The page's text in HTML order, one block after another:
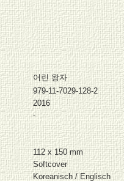
어린 왕자
979-11-7029-128-2
2016
-
112 x 150 mm
Softcover
Koreanisch / Englisch